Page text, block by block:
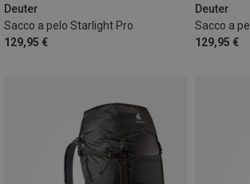
Deuter
Sacco a pelo Starlight Pro
129,95 €
Deuter
Sacco a
129,95 €